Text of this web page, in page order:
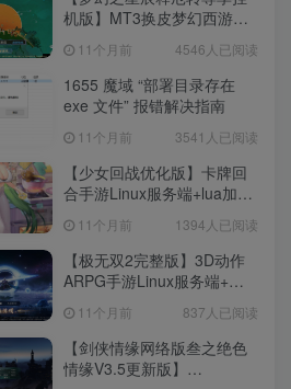
机版】MT3换皮梦幻西游
+源码+架设教程
11个月前 4546人已阅读
1655 魔域 “部署目录存在
exe 文件” 报错解决指南
11个月前 3541人已阅读
【少女回战优化版】卡牌回
合手游Linux服务端+lua加解
权后台+安卓+架设教程
11个月前 1394人已阅读
【极无双2完整版】3D动作
ARPG手游Linux服务端+全
+加解密工具+GM授权后台
+安卓+架设教程
11个月前 837人已阅读
【剑侠情缘网络版叁之绝色
情缘V3.5更新版】